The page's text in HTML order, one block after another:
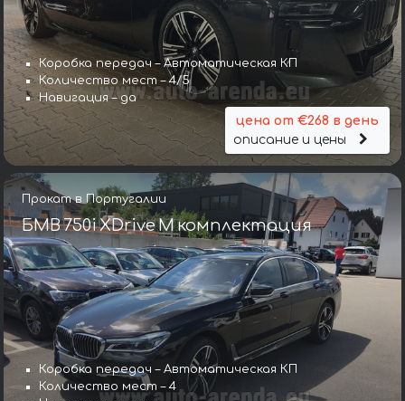
Коробка передач – Автоматическая КП
Количество мест – 4/5
Навигация – да
цена от €268 в день
описание и цены
Прокат в Португалии
БМВ 750i XDrive M комплектация
Коробка передач – Автоматическая КП
Количество мест – 4